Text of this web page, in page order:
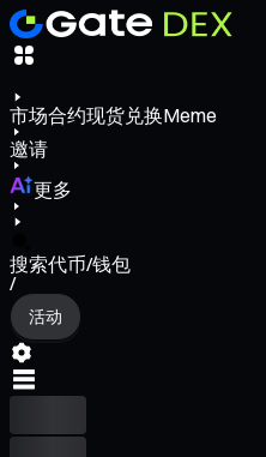
市场合约现货兑换Meme
邀请
更多
搜索代币/钱包
/
活动